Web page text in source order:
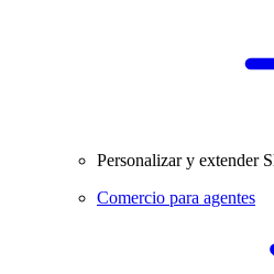
Personalizar y extender
Comercio para agentes